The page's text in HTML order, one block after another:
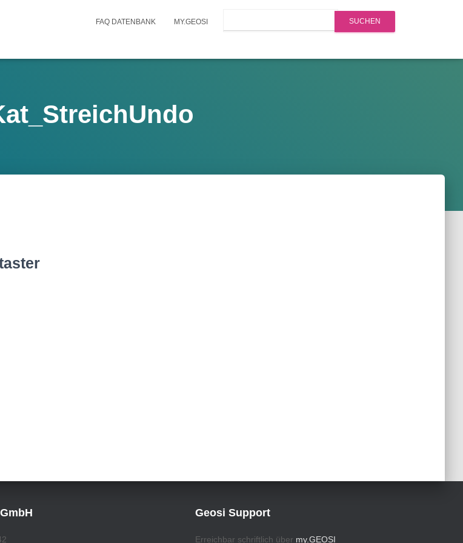
FAQ DATENBANK MY.GEOSI
Geosi Support
Erreichbar schriftlich über my.GEOSI